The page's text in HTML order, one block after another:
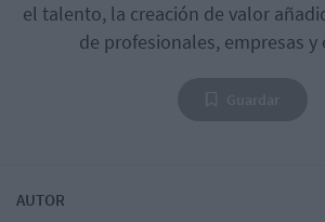
el talento, la creación de valor
de profesionales, empresas y
AUTOR